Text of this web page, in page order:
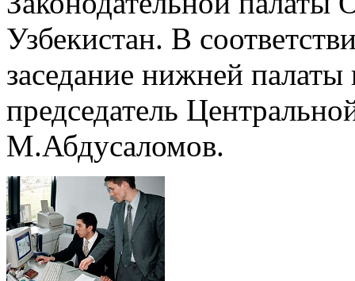
Узбекистан. В
заседание нижней
председатель
М.Абдусаломов.